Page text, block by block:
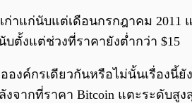
าแก่นับแต่เดือนกรกฎาคม 2011 แ
บตั้งแต่ช่วงที่ราคายังต่ำกว่า $15
องค์กรเดียวกันหรือไม่นั้นเรื่องนี้
งจากที่ราคา Bitcoin แตะระดับสูง